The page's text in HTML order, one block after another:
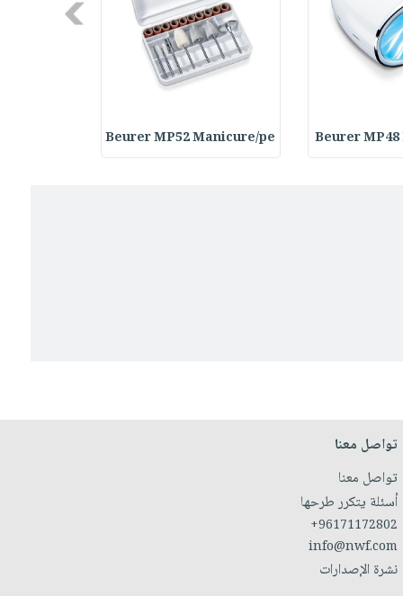
Beurer MP48
Beurer MP52 Manicure/pe
Next
تواصل معنا
تواصل معنا
أسئلة يتكرر طرحها
+96171172802
info@nwf.com
نشرة الإصدارات